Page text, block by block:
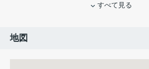
すべて見る
地図